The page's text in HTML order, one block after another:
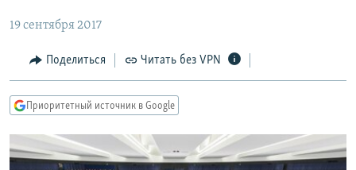
навигации
Вернутся
КУЛЬТУРА
IDEL.РЕАЛИИ
КАВКАЗ.РЕАЛИИ
СИБИРЬ.РЕАЛИИ
19 сентября 2017
Поделиться Читать без VPN
Приоритетный источник в Google